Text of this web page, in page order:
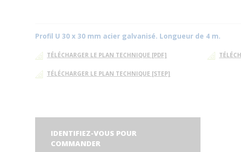
Profil U 30 x 30 mm acier galvanisé. Longueur de 4 m.
TÉLÉCHARGER LE PLAN TECHNIQUE [PDF]
TÉLÉCHARGER LE PLAN TECHNIQUE [STEP]
IDENTIFIEZ-VOUS POUR
COMMANDER